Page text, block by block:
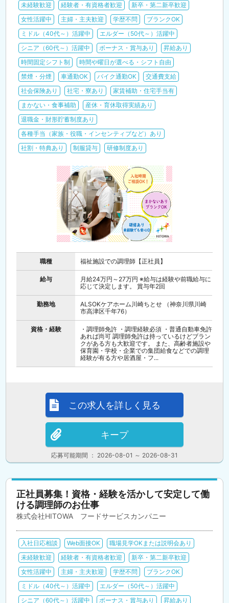
未経験歓迎
経験者・有資格者歓迎
新卒・第二新卒歓迎
女性活躍中
主婦・主夫歓迎 学歴不問
ブランクOK
ミドル（40代～）活躍中
エルダー（50代～）活躍中
シニア（60代～）活躍中
ボーナス・賞与あり
昇給あり
時間固定シフト制
時間や曜日が選べる・シフト自由
禁煙・分煙
車通勤OK バイク通勤OK
交通費支給
社会保険あり
社宅・寮あり
家賃補助・住宅手当有
まかない・食事補助
産休・育休取得実績あり
退職金・財形貯蓄制度あり
各種手当（家族・役職・インセンティブなど）あり
社割・特典あり
制服貸与 研修制度あり
職種 福祉施設での調理師【正社員】
給与
月給24万円～27万円 ※給与は経験や前職給与に
応じて決定します。 賞与年2回
勤務地
ALSOKケアホーム川崎ちとせ （神奈川県川崎
市高津区千年76）
資格・経験
・調理師免許 ・調理経験必須 ・普通自動車免許
あれば尚可 調理師免許は持っているけどブラン
クがある方も大歓迎です。 また、高齢者施設や
保育園・学校・企業での集団給食などでの調理
経験が有る方や居酒屋・フ...
応募可能期間 ： 2026-08-01 ～ 2026-08-31
この求人を詳しく見る
キープ
正社員募集！資格・経験を活かして安定して働
ける調理師のお仕事
株式会社HITOWA フードサービスカンパニー
入社日応相談 Web面接OK
職場見学OKまたは説明会あり
未経験歓迎
経験者・有資格者歓迎
新卒・第二新卒歓迎
女性活躍中
主婦・主夫歓迎 学歴不問
ブランクOK
ミドル（40代～）活躍中
エルダー（50代～）活躍中
シニア（60代～）活躍中
ボーナス・賞与あり 昇給あり